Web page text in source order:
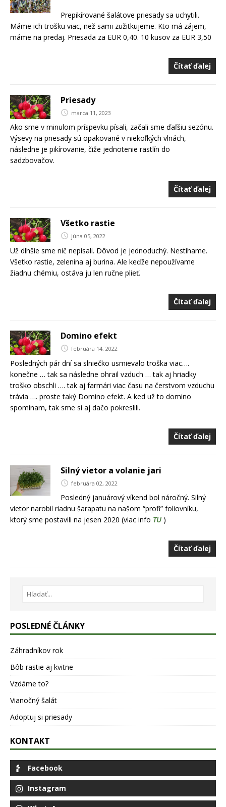
Prepikírované šalátove priesady sa uchytili.
Máme ich trošku viac, než sami zužitkujeme. Kto má zájem,
máme na predaj. Priesada za EUR 0,40. 10 kusov za EUR 3,50
Čítať ďalej
Priesady
marca 11, 2023
Ako sme v minulom príspevku písali, začali sme ďaľšiu sezónu.
Výsevy na priesady sú opakované v niekoľkých vlnách,
následne je pikírovanie, čiže jednotenie rastlín do
sadzbovačov.
Čítať ďalej
Všetko rastie
júna 05, 2022
Už dlhšie sme nič nepísali. Dôvod je jednoduchý. Nestíhame.
Všetko rastie, zelenina aj burina. Ale keďže nepoužívame
žiadnu chémiu, ostáva ju len ručne plieť.
Čítať ďalej
Domino efekt
februára 14, 2022
Posledných pár dní sa slniečko usmievalo troška viac….
konečne … tak sa následne ohrail vzduch … tak aj hriadky
troško obschli …. tak aj farmári viac času na čerstvom vzduchu
trávia …. proste taký Domino efekt. A ked už to domino
spomínam, tak sme si aj dačo pokreslili.
Čítať ďalej
Silný vietor a volanie jari
februára 02, 2022
Posledný januárový víkend bol náročný. Silný
vietor narobil riadnu šarapatu na našom “profi” foliovníku,
ktorý sme postavili na jesen 2020 (viac info TU )
Čítať ďalej
POSLEDNÉ ČLÁNKY
Záhradníkov rok
Bôb rastie aj kvitne
Vzdáme to?
Vianočný šalát
Adoptuj si priesady
KONTAKT
Facebook
Instagram